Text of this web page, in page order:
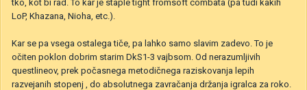
tko, kot bi rad. To kar je staple tight fromsoft combata (pa tudi kakih
LoP, Khazana, Nioha, etc.).
Kar se pa vsega ostalega tiče, pa lahko samo slavim zadevo. To je
očiten poklon dobrim starim DkS1-3 vajbsom. Od nerazumljivih
questlineov, prek počasnega metodičnega raziskovanja lepih
razvejanih stopenj , do absolutnega zavračanja držanja igralca za roko.